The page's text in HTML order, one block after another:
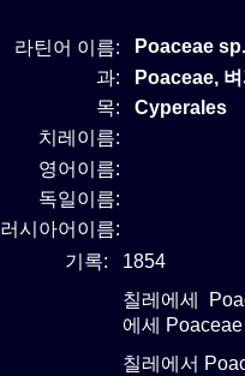
라틴어 이름:
Poaceae
과:
Poaceae,
목:
Cyperales
치레이름:
영어이름:
독일이름:
러시아어이름:
기록:
1854
칠레에세
에세
칠레에서